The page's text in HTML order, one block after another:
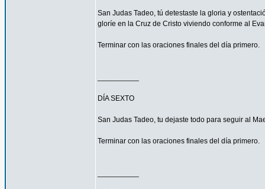
San Judas Tadeo, tú detestaste la gloria y
gloríe en la Cruz de Cristo viviendo conforme al
Terminar con las oraciones finales del día primero.
DÍA SEXTO
San Judas Tadeo, tu dejaste todo para seguir al
Terminar con las oraciones finales del día primero.